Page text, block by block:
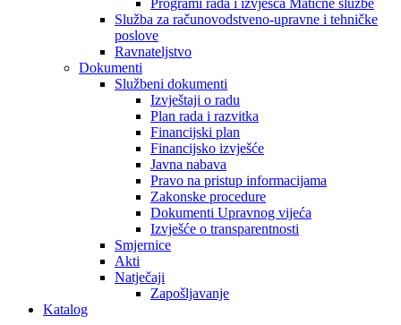
Služba za računovodstveno-upravne i tehničke
poslove
Ravnateljstvo
Dokumenti
Službeni dokumenti
Izvještaji o radu
Plan rada i razvitka
Financijski plan
Financijsko izvješće
Javna nabava
Pravo na pristup informacijama
Zakonske procedure
Dokumenti Upravnog vijeća
Izvješće o transparentnosti
Smjernice
Akti
Natječaji
Zapošljavanje
Katalog